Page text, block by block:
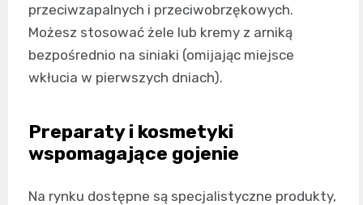
przeciwzapalnych i przeciwobrzękowych.
Możesz stosować żele lub kremy z arniką
bezpośrednio na siniaki (omijając miejsce
wkłucia w pierwszych dniach).
Preparaty i kosmetyki
wspomagające gojenie
Na rynku dostępne są specjalistyczne produkty,